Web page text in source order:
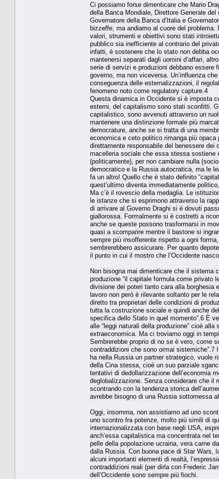
Ci possiamo forse dimenticare che Mario
della Banca Mondiale, Direttore Generale
Governatore della Banca d’Italia e
bizzeffe, ma andiamo al cuore del problema.
valori, strumenti e obiettivi sono stati
pubblico sia inefficiente al contrario del
infatti, è sostenere che lo stato non debba
mantenersi separati dagli uomini d’affari,
serie di servizi e produzioni debbano
governo, ma non viceversa. Un’influenza
conseguenza delle esternalizzazioni, il
fenomeno noto come regulatory capture.4
Questa dinamica in Occidente si è imposta
esterni, del capitalismo sono stati sconfitti.
capitalistico, sono avvenuti attraverso un
mantenere una distinzione formale più
democrature, anche se si tratta di una
economica e ceto politico rimanga più
direttamente responsabile del benessere
macelleria sociale che essa stessa sostiene
(politicamente), per non cambiare nulla
democratico e la Russia autocratica, ma le
fa un altro! Quello che è stato definito
quest’ultimo diventa immediatamente
Ma c’è il rovescio della medaglia. Le
le istanze che si esprimono attraverso la
di arrivare al Governo Draghi si è dovuti
giallorossa. Formalmente si è costretti a
anche se queste possono trasformarsi in
quasi a scomparire mentre il bastone si
sempre più insofferente rispetto a ogni
sembrerebbero assicurare. Per quanto
il punto in cui il mostro che l’Occidente
Non bisogna mai dimenticare che il sistema
produzione “il capitale formula come privato
divisione dei poteri tanto cara alla borghesia
lavoro non però è rilevante soltanto per le
diretto tra proprietari delle condizioni di
tutta la costruzione sociale e quindi anche
specifica dello Stato in quel momento”.6 È
alle “leggi naturali della produzione” cioè
extraeconomica. Ma ci troviamo oggi in tempi
Sembrerebbe proprio di no se è vero, come
contraddizioni che sono ormai sistemiche”.7
ha nella Russia un partner strategico, vuole
della Cina stessa, cioè un suo parziale
tentativi di dedollarizzazione dell’economia
deglobalizzazione. Senza considerare che il
scontrando con la tendenza storica
avrebbe bisogno di una Russia sottomessa
Oggi, insomma, non assistiamo ad uno
uno scontro fra potenze, molto più simili di
internazionalizzata con base negli USA,
anch’essa capitalistica ma concentrata nel
pelle della popolazione ucraina, vera carne
dalla Russia. Con buona pace di Star Wars,
alcuni importanti elementi di realtà,
contraddizioni reali (per dirla con Frederic
dell’Occidente sono sempre più fiochi.